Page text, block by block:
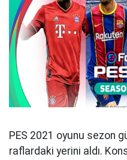
PES 2021 oyunu sezon
raflardaki yerini aldı.